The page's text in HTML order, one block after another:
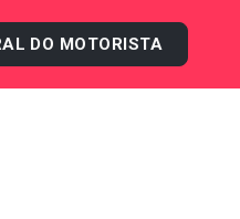
DO MOTORISTA